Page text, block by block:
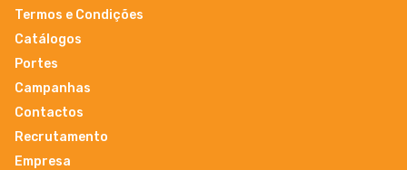
Termos e Condições
Catálogos
Portes
Campanhas
Contactos
Recrutamento
Empresa